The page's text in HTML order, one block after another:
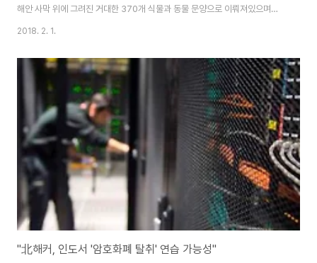
해안 사막 위에 그려진 거대한 370개 식물과 동물 문양으로 이뤄져있으며
1994년에는 유네스코 세계문화유산으로 지정됐습니다. 그런데 트럭 운전사
문양 보호지구에 들어가 나스카 문양이 훼손됐다고 합니다. 나스카 보호지구에
대형트럭이 무단으로 납입. 가로 50m, 세로 100m 지역의 트럭 바퀴 자국이
깊게 남는 바람에 나스카 문양 3곳이 훼손 페루 문화부는 앞으로 드론을 동원
해 나스카 유적지를 주야로 감시하기로 했다고 합니다. [앵그리마녀뉴스's]
[angry_witch_story/..
2018. 2. 1.
"北해커, 인도서 '암호화폐 탈취' 연습 가능성"